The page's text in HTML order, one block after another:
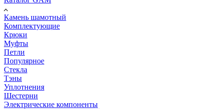
Камень шамотный
Комплектующие
Крюки
Муфты
Петли
Популярное
Стекла
Тэны
Уплотнения
Шестерни
Электрические компоненты